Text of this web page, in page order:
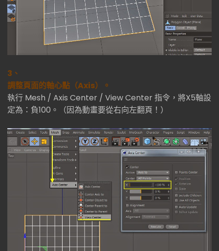
3、
調整頁面的軸心點（Axis）。
執行 Mesh / Axis Center / View Center 指令，將X5軸設
定為：負100。（因為動畫要從右向左翻頁！）